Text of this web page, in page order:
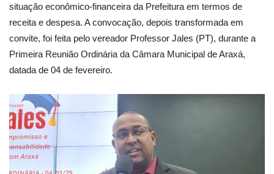
situação econômico-financeira da Prefeitura em termos de
receita e despesa. A convocação, depois transformada em
convite, foi feita pelo vereador Professor Jales (PT), durante a
Primeira Reunião Ordinária da Câmara Municipal de Araxá,
datada de 04 de fevereiro.